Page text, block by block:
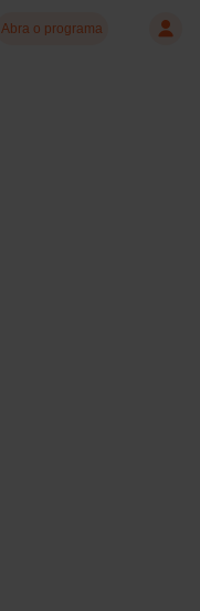
Abra o programa